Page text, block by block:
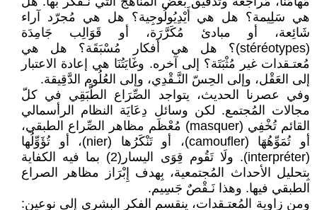
هي سَلِيمة؟ هل هي أَيْدِيُولُوجِية؟ هل هي مُجرّد آراء
شَائِعة، أو مبادئ مُكَرَّرَة، أو قَوَالِب جَامِدَة
(stéréotypes)؟ هل هي أفكار مُسْبَقَة؟ هل هي
مُعتـقدات غير مُثْبَتَة؟ إلى آخره. وغَايَتُنَا هي إعادة الاعتبار
إلى العَقْل، وإلى الحِسّ النَّـقْدِي، وإلى العُلُوم الدَّقِيقة.
وفي عصرنا الحديث، يتواجد الصِّرَاع الطَّبَقِي في كلّ
مجالات المُجتمع. لكن وسائل دِعَايَة النظام الرأسمالي
القائم تُخْفِي (masquer) مُعْظَم مظاهر الصِّراع الطبقي،
أو تُمَوِّهُهَا (camoufler)، أو تَنْكَرُها (nier)، أو تُؤَوِّلُها
(interpréter). ولَا تَقُوم قِوَى اليسار(2) بما فيه الكفاية
بِتحليل الأحداث المُجتمعية، بِهدف إِبْرَاز مظاهر الصراع
الطبقي فيها. وهذا نَـقْصٌ جَسِيم.
ومن زاوية المُعتـقدات، ينقسم الفكر البشري إلى نوعين: